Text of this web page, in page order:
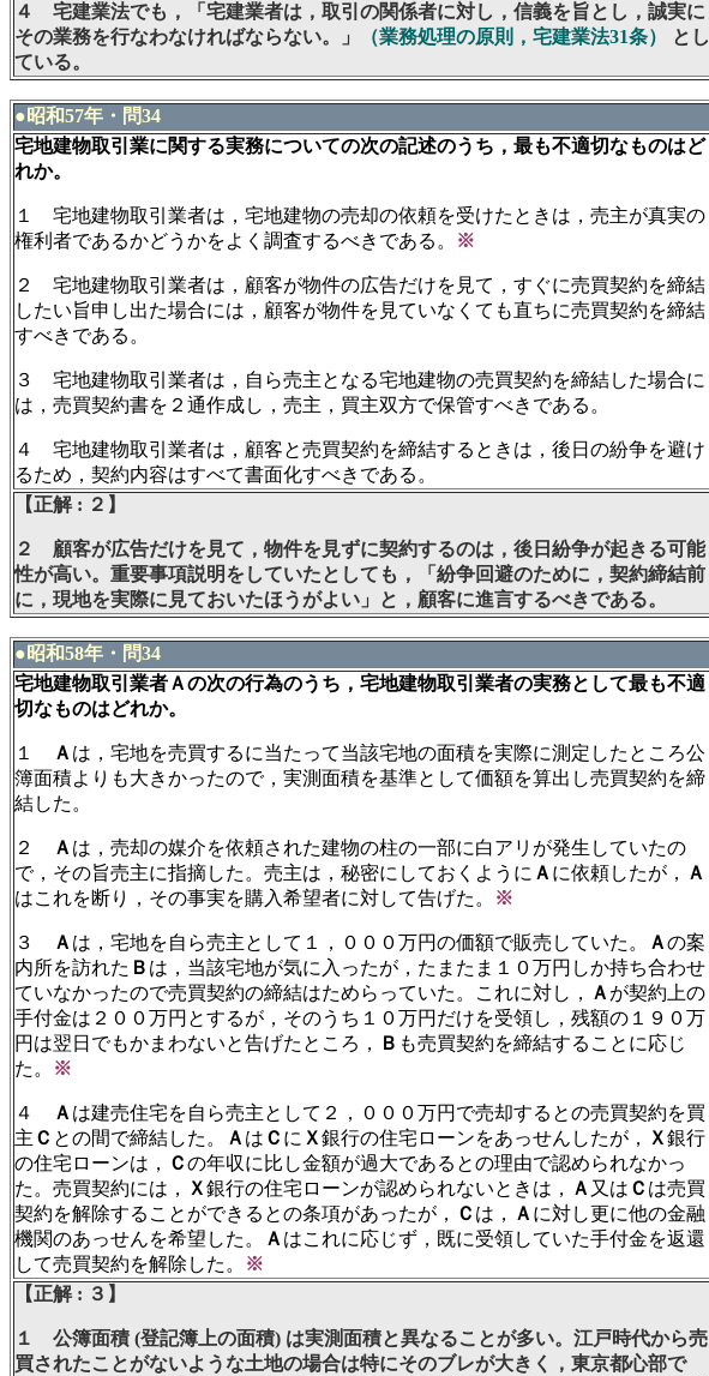
４ 宅建業法でも，「 宅建業者は，取引の関係者に対し，信義を旨とし，誠実に
その業務を行なわなければならない。」
（業務処理の原則，宅建業法31条）
とし
ている。
●昭和57年・問34
宅地建物取引業に関する実務についての次の記述のうち，最も不適切なものはど
れか。
１ 宅地建物取引業者は，宅地建物の売却の依頼を受けたときは，売主が真実の
権利者であるかどうかをよく調査するべきである。
※
２ 宅地建物取引業者は，顧客が物件の広告だけを見て，すぐに売買契約を締結
したい旨申し出た場合には，顧客が物件を見ていなくても直ちに売買契約を締結
すべきである。
３ 宅地建物取引業者は，自ら売主となる宅地建物の売買契約を締結した場合に
は，売買契約書を２通作成し，売主，買主双方で保管すべきである。
４ 宅地建物取引業者は，顧客と売買契約を締結するときは，後日の紛争を避け
るため，契約内容はすべて書面化すべきである。
【正解 : ２】
２ 顧客が広告だけを見て，物件を見ずに契約するのは，後日紛争が起きる可能
性が高い。重要事項説明をしていたとしても，「紛争回避のために，契約締結前
に，現地を実際に見ておいたほうがよい」と，顧客に進言するべきである。
●昭和58年・問34
宅地建物取引業者Ａの次の行為のうち，宅地建物取引業者の実務として最も不適
切なものはどれか。
１ Ａ は，宅地を売買するに当たって当該宅地の面積を実際に測定したところ公
簿面積よりも大きかったので，実測面積を基準として価額を算出し売買契約を締
結した。
２ Ａ は，売却の媒介を依頼された建物の柱の一部に白アリが発生していたの
で，その旨売主に指摘した。売主は，秘密にしておくように Ａ に依頼したが，
Ａ
はこれを断り，その事実を購入希望者に対して告げた。
※
３ Ａ は，宅地を自ら売主として１，０００万円の価額で販売していた。 Ａの案
内所を訪れた Ｂ は，当該宅地が気に入ったが，たまたま１０万円しか持ち合わせ
ていなかったので売買契約の締結はためらっていた。これに対し，
Ａ が契約上の
手付金は２００万円とするが，そのうち１０万円だけを受領し，残額の１９０万
円は翌日でもかまわないと告げたところ，
Ｂ も売買契約を締結することに応じ
た。
※
４ Ａ は建売住宅を自ら売主として２，０００万円で売却するとの売買契約を買
主 Ｃ との間で締結した。 Ａ は Ｃ に Ｘ銀行の住宅ローンをあっせんしたが， Ｘ銀行
の住宅ローンは， Ｃの年収に比し金額が過大であるとの理由で認められなかっ
た。売買契約には，
Ｘ銀行の住宅ローンが認められないときは， Ａ 又は Ｃ は売買
契約を解除することができるとの条項があったが， Ｃ は， Ａ に対し更に他の金融
機関のあっせんを希望した。
Ａ はこれに応じず，既に受領していた手付金を返還
して売買契約を解除した。
※
【正解 : ３】
１ 公簿面積 (登記簿上の面積) は実測面積と異なることが多い。江戸時代から売
買されたことがないような土地の場合は特にそのブレが大きく，東京都心部で